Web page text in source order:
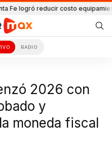
reducir costo equipamiento
RADIO
2026 con
y
moneda fiscal